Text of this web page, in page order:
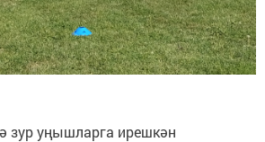
зур уңышларга ирешкән